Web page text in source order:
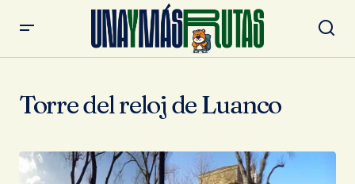
Torre del reloj de Luanco